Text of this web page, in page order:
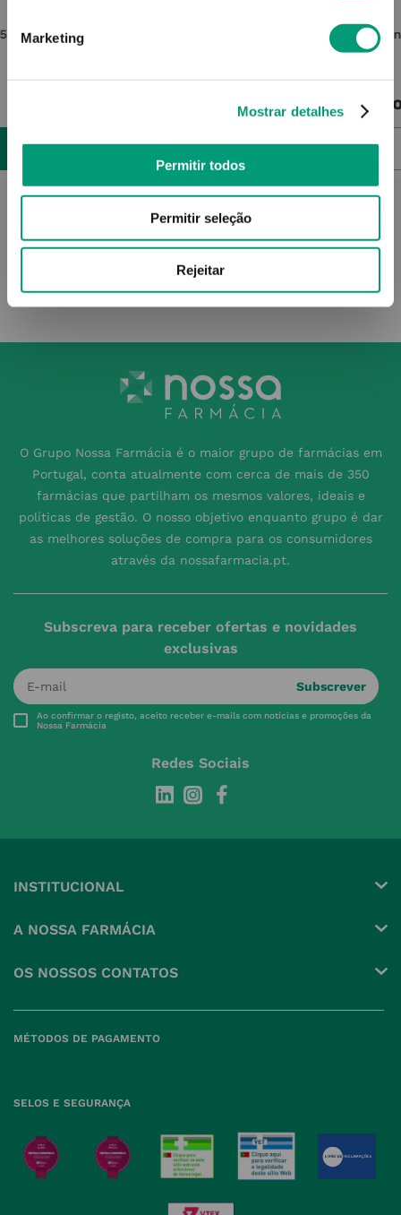
Marketing
Mostrar detalhes
Permitir todos
Permitir seleção
Rejeitar
ADICIONAR
O Grupo Nossa Farmácia é o maior grupo de farmácias em
Portugal, conta atualmente com cerca de mais de 350
farmácias que partilham os mesmos valores, ideais e
políticas de gestão. O nosso objetivo enquanto grupo é dar
as melhores soluções de compra para os consumidores
através da nossafarmacia.pt.
Subscreva para receber ofertas e novidades
exclusivas
Subscrever
Ao confirmar o registo, aceito receber e-mails com notícias e promoções da
Nossa Farmácia
Redes Sociais
INSTITUCIONAL
A NOSSA FARMÁCIA
OS NOSSOS CONTATOS
MÉTODOS DE PAGAMENTO
SELOS E SEGURANÇA